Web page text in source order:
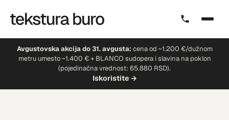
Avgustovska akcija do 31. avgusta: cena od ~1.200 €/dužnom
metru umesto ~1.400 € + BLANCO sudopera i slavina na poklon
(pojedinačna vrednost: 65.880 RSD).
Iskoristite →